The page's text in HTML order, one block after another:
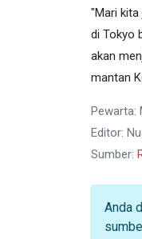
"Mari
di Tokyo
akan
mantan
Pewarta:
Editor:
Sumber:
Anda